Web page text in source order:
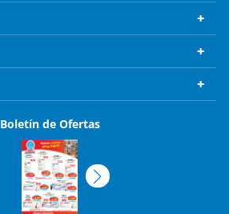
Boletín de Ofertas